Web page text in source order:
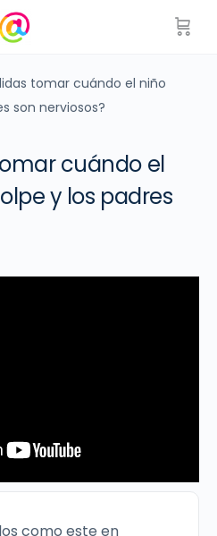
tomar cuándo el niño
son nerviosos?
cuándo el
y los padres
como este en